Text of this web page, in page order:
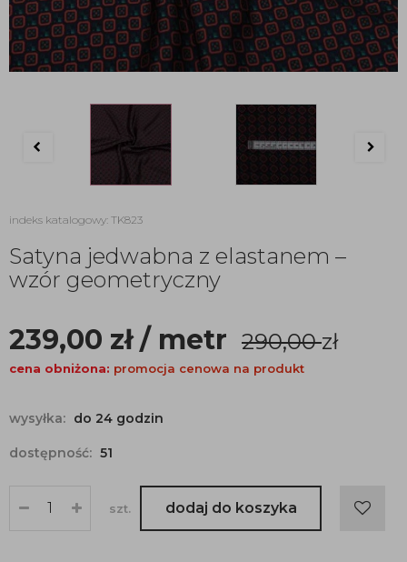
indeks katalogowy: TK823
Satyna jedwabna z elastanem –
wzór geometryczny
239,00 zł/ metr 290,00zł
cena obniżona: promocja cenowa na produkt
wysyłka: do 24 godzin
dostępność: 51
szt. dodaj do koszyka